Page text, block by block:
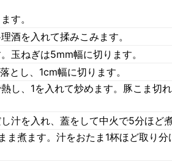
す。
酒を入れて揉みこみます。
玉ねぎは5mm幅に切ります。
とし、1cm幅に切ります。
し、1を入れて炒めます。豚こま切
汁を入れ、蓋をして中火で5分ほど煮
ま煮ます。汁をおたま1杯ほど取り